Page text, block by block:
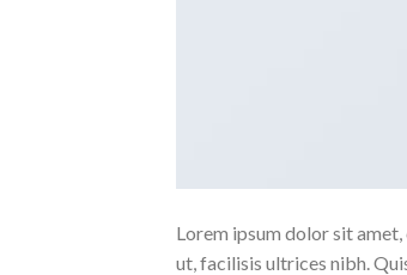
Lorem ipsum dolor sit
ut, facilisis ultrices nibh.